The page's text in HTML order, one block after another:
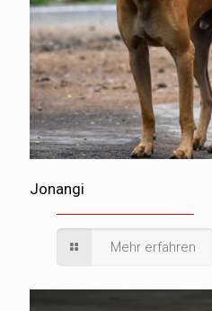
Jonangi
Mehr erfahren